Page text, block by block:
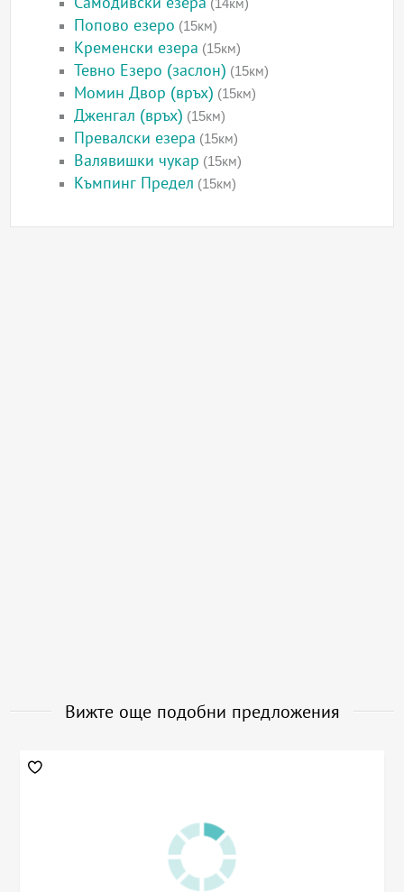
(14км)
Попово езеро (15км)
Кременски езера (15км)
Тевно Езеро (заслон) (15км)
Момин Двор (връх) (15км)
Дженгал (връх) (15км)
Превалски езера (15км)
Валявишки чукар (15км)
Къмпинг Предел (15км)
Вижте още подобни предложения